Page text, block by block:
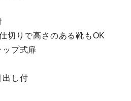
切りで高さのある靴もOK
ップ式扉
出し付